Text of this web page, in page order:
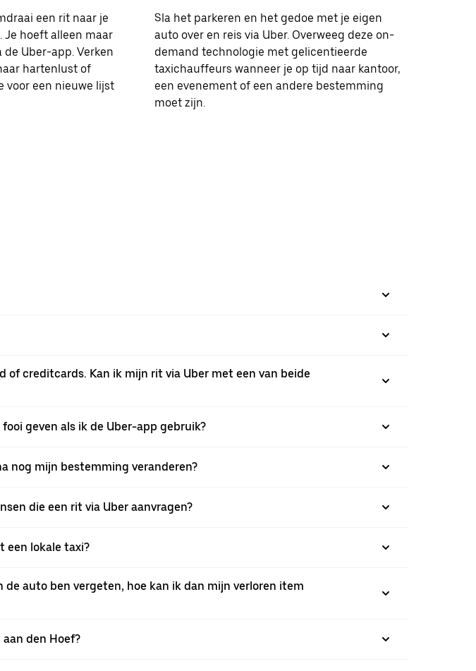
een rit naar je
hoeft alleen maar
Uber-app. Verken
hartenlust of
voor een nieuwe lijst
Sla het parkeren en het gedoe met je eigen
auto over en reis via Uber. Overweeg deze on-
demand technologie met gelicentieerde
taxichauffeurs wanneer je op tijd naar kantoor,
een evenement of een andere bestemming
moet zijn.
creditcards. Kan ik mijn rit via Uber met een van beide
geven als ik de Uber-app gebruik?
nog mijn bestemming veranderen?
die een rit via Uber aanvragen?
een lokale taxi?
auto ben vergeten, hoe kan ik dan mijn verloren item
den Hoef?